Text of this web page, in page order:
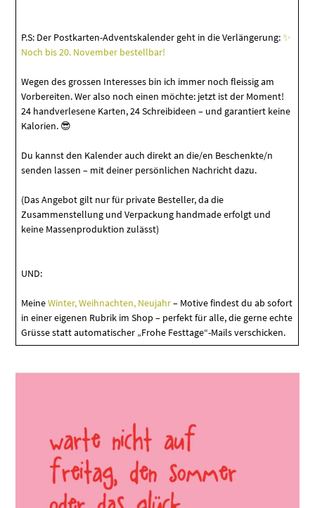
P.S: Der Postkarten-Adventskalender geht in die Verlängerung:✨
Noch bis 20. November bestellbar!
Wegen des grossen Interesses bin ich immer noch fleissig am
Vorbereiten. Wer also noch einen möchte: jetzt ist der Moment!
24 handverlesene Karten, 24 Schreibideen – und garantiert keine
Kalorien. 😎
Du kannst den Kalender auch direkt an die/en Beschenkte/n
senden lassen – mit deiner persönlichen Nachricht dazu.
(Das Angebot gilt nur für private Besteller, da die
Zusammenstellung und Verpackung handmade erfolgt und
keine Massenproduktion zulässt)
UND:
MeineWinter, Weihnachten, Neujahr– Motive findest du ab sofort
in einer eigenen Rubrik im Shop – perfekt für alle, die gerne echte
Grüsse statt automatischer „Frohe Festtage“-Mails verschicken.